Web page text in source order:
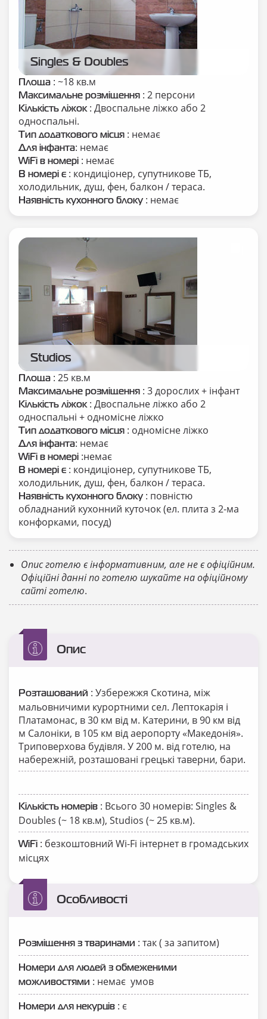
Singles & Doubles
Площа : ~18 кв.м
Максимальне розміщення : 2 персони
Кількість ліжок: Двоспальне ліжко або 2
односпальні.
Тип додаткового місця : немає
Для інфанта: немає
WiFi в номері : немає
В номері є : кондиціонер, супутникове ТБ,
холодильник, душ, фен, балкон / тераса.
Наявність кухонного блоку : немає
Studios
Площа : 25 кв.м
Максимальне розміщення : 3 дорослих + інфант
Кількість ліжок: Двоспальне ліжко або 2
односпальні + одномісне ліжко
Тип додаткового місця : одномісне ліжко
Для інфанта: немає
WiFi в номері :немає
В номері є : кондиціонер, супутникове ТБ,
холодильник, душ, фен, балкон / тераса.
Наявність кухонного блоку : повністю
обладнаний кухонний куточок (ел. плита з 2-ма
конфорками, посуд)
Опис готелю є інформативним, але не є офіційним.
Офіційні данні по готелю шукайте на офіційному
сайті готелю.
Опис
Розташований : Узбережжя Скотина, між
мальовничими курортними сел. Лептокарія і
Платамонас, в 30 км від м. Катерини, в 90 км від
м Салоніки, в 105 км від аеропорту «Македонія».
Триповерхова будівля. У 200 м. від готелю, на
набережній, розташовані грецькі таверни, бари.
Кількість номерів : Всього 30 номерів: Singles &
Doubles (~ 18 кв.м), Studios (~ 25 кв.м).
WiFi
: безкоштовний Wi-Fi інтернет в громадських
місцях
Особливості
Розміщення з тваринами : так ( за запитом)
Номери для людей з обмеженими
можливостями : немає умов
Номери для некурців : є